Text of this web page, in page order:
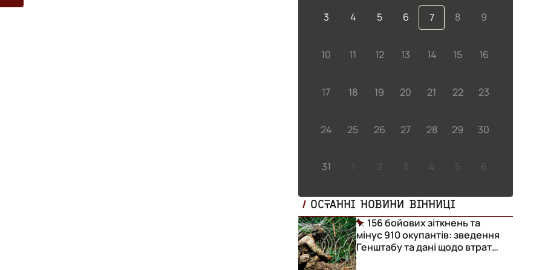
скорочення" (кількість людей
3 4 5 6 7 8 9
10 11 12 13 14 15 16
17 18 19 20 21 22 23
24 25 26 27 28 29 30
31 1 2 3 4 5 6
ОСТАННІ НОВИНИ ВІННИЦІ
156 бойових зіткнень та
мінус 910 окупантів: зведення
Генштабу та дані щодо втрат